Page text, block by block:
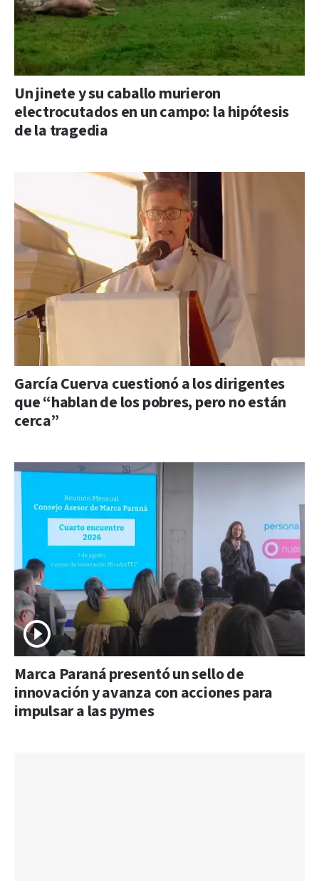
Un jinete y su caballo murieron
electrocutados en un campo: la hipótesis
de la tragedia
García Cuerva cuestionó a los dirigentes
que “hablan de los pobres, pero no están
cerca”
Marca Paraná presentó un sello de
innovación y avanza con acciones para
impulsar a las pymes